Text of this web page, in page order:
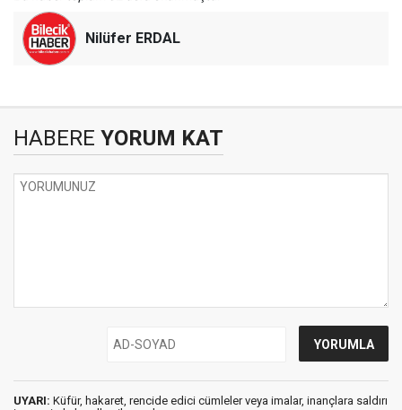
Nilüfer ERDAL
HABERE YORUM KAT
UYARI: Küfür, hakaret, rencide edici cümleler veya imalar, inançlara saldırı